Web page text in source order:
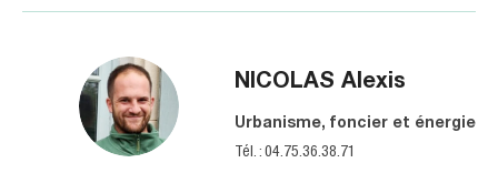
NICOLAS Alexis
Urbanisme, foncier et énergie
Tél. : 04.75.36.38.71